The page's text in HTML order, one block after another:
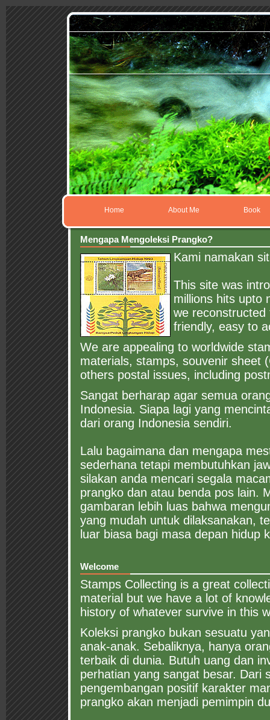
Home About Me Book
Mengapa Mengoleksi Prangko?
Kami namakan
This site was
millions hits upto
we
friendly, easy to
We are appealing to worldwide
materials, stamps, souvenir sheet
others postal issues, including
Sangat berharap agar semua
Indonesia. Siapa lagi yang
dari orang Indonesia sendiri.
Lalu bagaimana dan mengapa
sederhana tetapi membutuhkan
silakan anda mencari segala
prangko dan atau benda pos lain.
gambaran lebih luas bahwa
yang mudah untuk dilaksanakan,
luar biasa bagi masa depan hidup
Welcome
Stamps Collecting is a great
material but we have a lot of
history of whatever survive in this
Koleksi prangko bukan sesuatu
anak-anak. Sebaliknya, hanya
terbaik di dunia. Butuh uang dan
perhatian yang sangat besar. Dari
pengembangan positif karakter
prangko akan menjadi pemimpin